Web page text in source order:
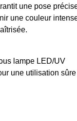
une pose
une couleur
lampe LED/UV
une utilisation